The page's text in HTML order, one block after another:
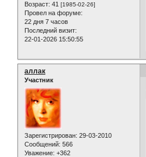
Возраст: 41 [1985-02-26]
Провел на форуме:
22 дня 7 часов
Последний визит:
22-01-2026 15:50:55
аллак
Участник
Зарегистрирован: 29-03-2010
Сообщений: 566
Уважение: +362